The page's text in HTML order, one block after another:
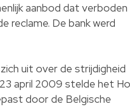
aanbod dat verboden
reclame. De bank werd
uit over de strijdigheid
april 2009 stelde het
door de Belgische